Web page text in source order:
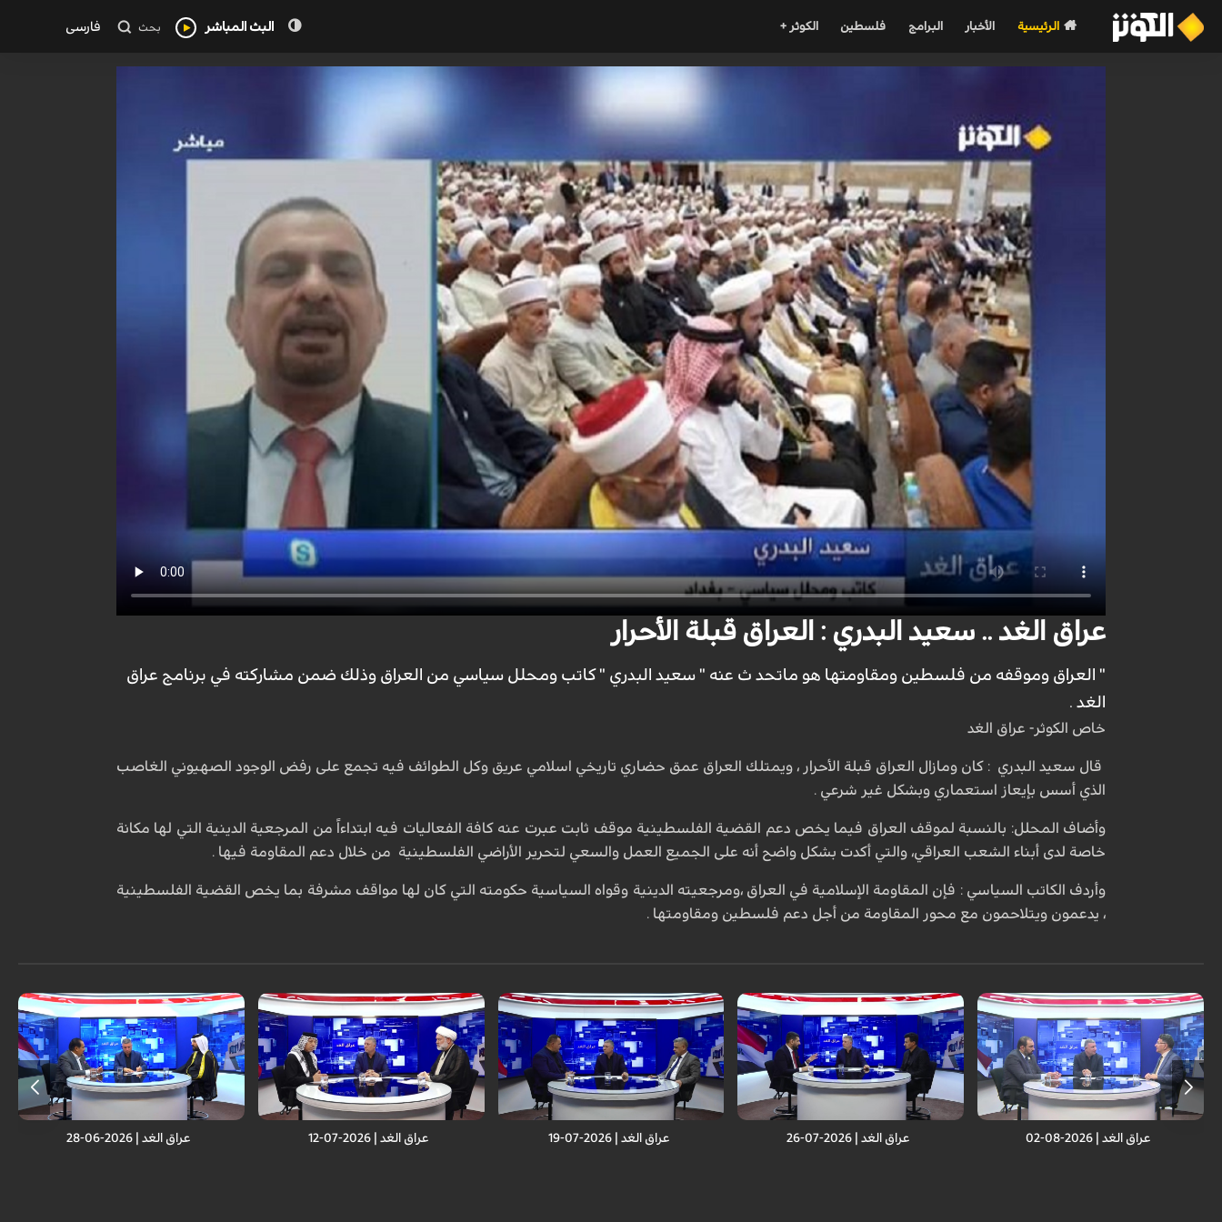
الرئيسية الأخبار البرامج فلسطين الكوثر + البث المباشر بحث فارسی
عراق الغد .. سعيد البدري : العراق قبلة الأحرار
" العراق وموقفه من فلسطين ومقاومتها هو ماتحد ث عنه " سعيد البدري " كاتب ومحلل سياسي من العراق وذلك ضمن مشاركته في برنامج عراق
الغد .
خاص الكوثر- عراق الغد
قال سعيد البدري : كان ومازال العراق قبلة الأحرار ، ويمتلك العراق عمق حضاري تاريخي اسلامي عريق وكل الطوائف فيه تجمع على رفض الوجود الصهيوني الغاصب
الذي أسس بإيعاز استعماري وبشكل غير شرعي .
وأضاف المحلل: بالنسبة لموقف العراق فيما يخص دعم القضية الفلسطينية موقف ثابت عبرت عنه كافة الفعاليات فيه ابتداءاً من المرجعية الدينية التي لها مكانة
خاصة لدى أبناء الشعب العراقي، والتي أكدت بشكل واضح أنه على الجميع العمل والسعي لتحرير الأراضي الفلسطينية من خلال دعم المقاومة فيها .
وأردف الكاتب السياسي : فإن المقاومة الإسلامية في العراق ،ومرجعيته الدينية وقواه السياسية حكومته التي كان لها مواقف مشرفة بما يخص القضية الفلسطينية
، يدعمون ويتلاحمون مع محور المقاومة من أجل دعم فلسطين ومقاومتها .
عراق الغد | 2026-08-02 عراق الغد | 2026-07-26 عراق الغد | 2026-07-19 عراق الغد | 2026-07-12 عراق الغد | 2026-06-28